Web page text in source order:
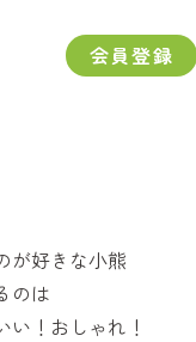
会員登録
が好きな小熊
のは
い！おしゃれ！